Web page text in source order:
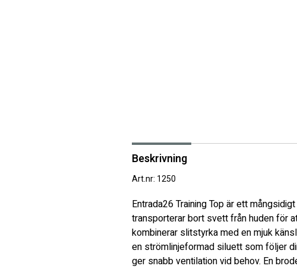
Beskrivning
Art.nr: 1250
Entrada26 Training Top är ett
transporterar bort svett från huden för
kombinerar slitstyrka med en mjuk
en strömlinjeformad siluett som följer
ger snabb ventilation vid behov. En